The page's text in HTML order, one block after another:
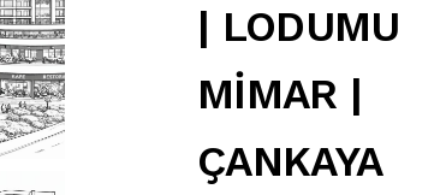
| LODUMU
MİMAR |
ÇANKAYA